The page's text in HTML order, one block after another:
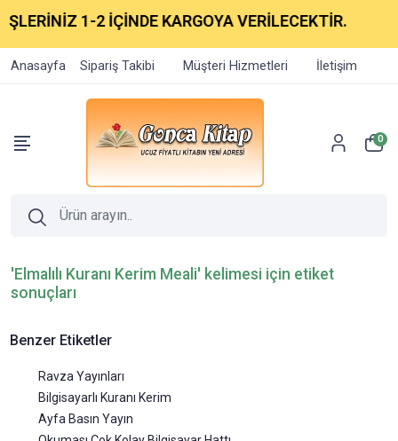
1-2 İÇİNDE KARGOYA VERİLECEKTİR.
Anasayfa Sipariş Takibi Müşteri Hizmetleri İletişim
0
'Elmalılı Kuranı Kerim Meali' kelimesi için etiket
sonuçları
Benzer Etiketler
Ravza Yayınları
Bilgisayarlı Kuranı Kerim
Ayfa Basın Yayın